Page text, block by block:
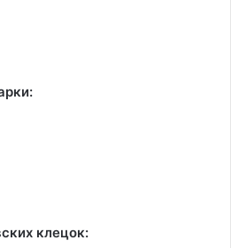
клецок: